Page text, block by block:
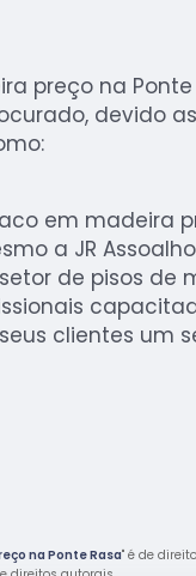
preço na
devido
em madeira
a JR
de pisos de
clientes um
na Ponte Rasa" é de